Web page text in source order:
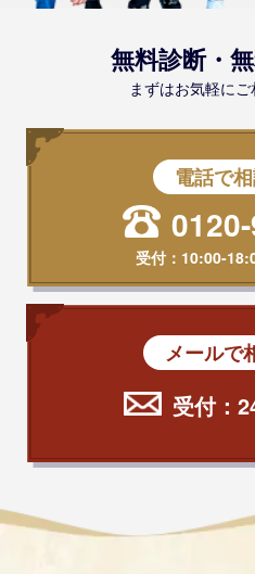
無料診断・
まずはお気軽にご
電話で
受付： 10:00-
メールで
受付：